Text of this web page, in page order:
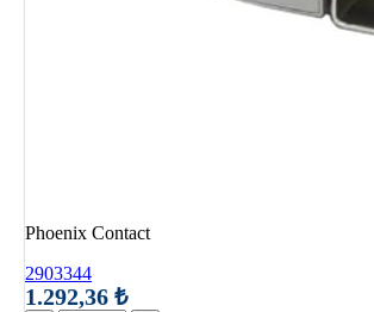
Phoenix Contact
2903344
1.292,36 ₺